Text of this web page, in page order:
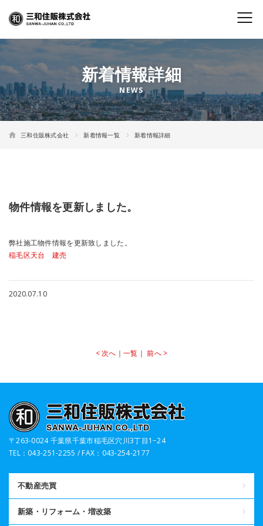
新着情報詳細
三和住販株式会社 新着情報一覧 新着情報詳細
物件情報を更新しました。
弊社施工物件情報を更新致しました。
稲毛区天台 建売
2020.07.10
< 次へ ｜一覧 ｜前へ >
〒263-0024 千葉県千葉市稲毛区穴川3丁目1−24
TEL：043-251-2255 / FAX：043-254-2177
不動産売買
新築・リフォーム・増改築